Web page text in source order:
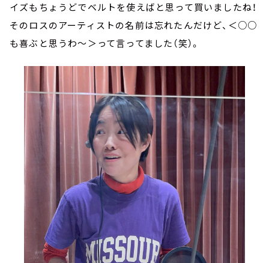
イズもちょうどでベルトを使えばと思って買いましたね！
そのロスのアーティストの名前は忘れたんだけど、＜○○
も喜ぶと思うわ～＞って言ってました（笑）。